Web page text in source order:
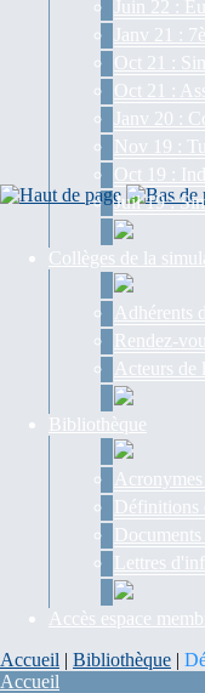
Juin 22 :
Janv 21 :
Oct 21 :
Oct 21 :
Janv 20 :
Nov 19 :
Oct 19 :
Juil 19 :
Collèges de la
Adhérents
Rendez-
Acteurs de
Bibliothèque
Définitions
Lettres
Accès espace
Accueil | Bibliothèque |
Accueil